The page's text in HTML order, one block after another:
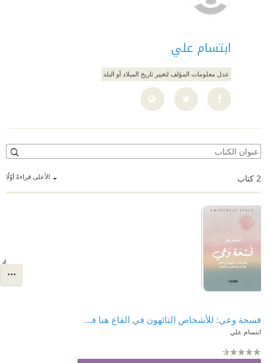
ابتسام علي
عدل معلومات المؤلف لتغيير تاريخ الميلاد أو البلد
الأعلى قراءةً أوّلًا 2 كتاب
فسحة وعي: للأشخاص التائهون في القاع هنا فسحة تقفز بنا للقمة
ابتسام علي